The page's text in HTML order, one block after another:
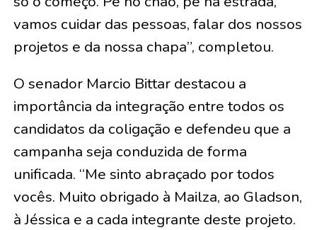
vamos cuidar das pessoas, falar dos nossos
projetos e da nossa chapa”, completou.
O senador Marcio Bittar destacou a
importância da integração entre todos os
candidatos da coligação e defendeu que a
campanha seja conduzida de forma
unificada. “Me sinto abraçado por todos
vocês. Muito obrigado à Mailza, ao Gladson,
à Jéssica e a cada integrante deste projeto.